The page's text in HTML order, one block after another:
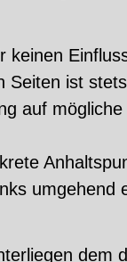
ist
auf
umgehend
dem